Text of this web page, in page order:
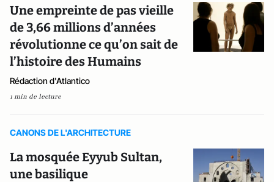
Une empreinte de pas vieille
de 3,66 millions d’années
révolutionne ce qu’on sait de
l’histoire des Humains
Rédaction d'Atlantico
1 min de lecture
CANONS DE L'ARCHITECTURE
La mosquée Eyyub Sultan,
une basilique